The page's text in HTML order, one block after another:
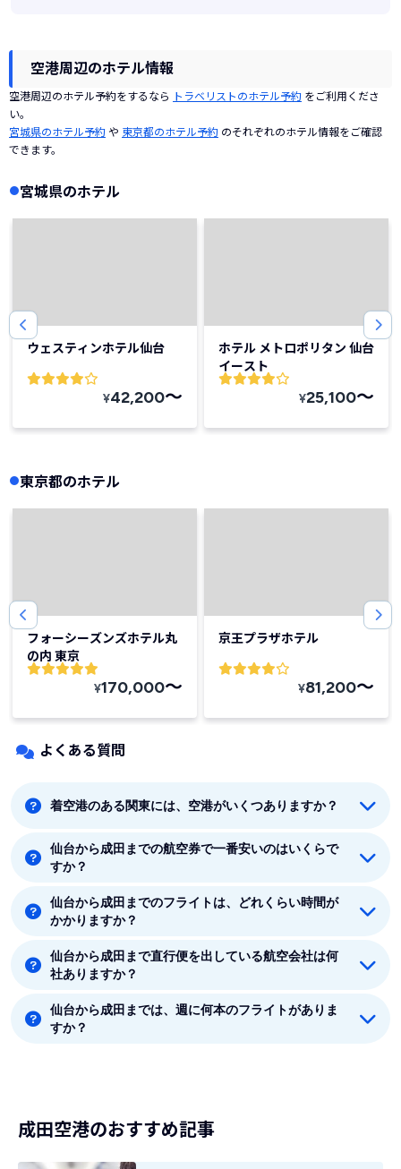
空港周辺のホテル情報
空港周辺のホテル予約をするなら トラベリストのホテル予約 をご利用くださ
い。
宮城県のホテル予約 や 東京都のホテル予約 のそれぞれのホテル情報をご確認
できます。
宮城県のホテル
ウェスティンホテル仙台
¥42,200〜
ホテル メトロポリタン 仙台
イースト
¥25,100〜
東京都のホテル
フォーシーズンズホテル丸
の内 東京
¥170,000〜
京王プラザホテル
¥81,200〜
よくある質問
着空港のある関東には、空港がいくつありますか？
着空港のある関東には5つの空港があります。羽田、成
田、東京、八丈島、茨城です。
仙台から成田までの航空券で一番安いのはいくらで
すか？
仙台から成田までの最安値はANA(全日空)の9680円で
す。
仙台から成田までのフライトは、どれくらい時間が
かかりますか？
仙台から成田まで平均フライト時間は約55分です。
仙台から成田まで直行便を出している航空会社は何
社ありますか？
仙台から成田まで直行便を出している航空会社は1社あ
ります。
仙台から成田までは、週に何本のフライトがありま
すか？
成田空港のおすすめ記事